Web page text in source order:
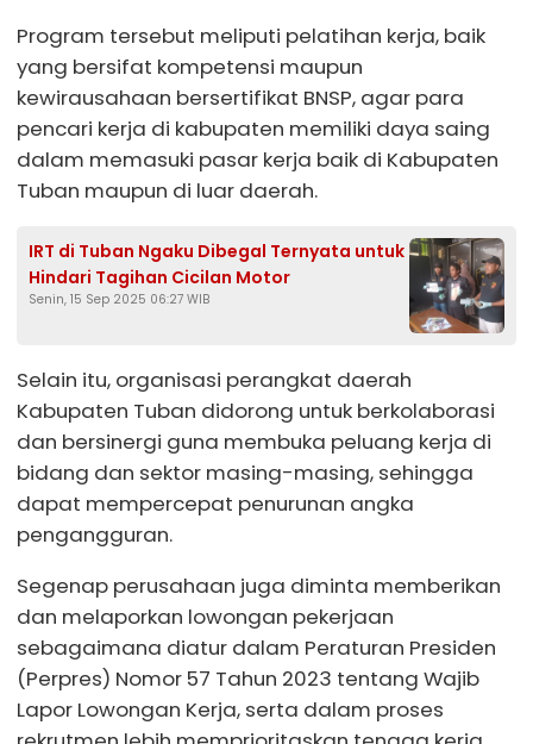
Program tersebut meliputi pelatihan kerja, baik
yang bersifat kompetensi maupun
kewirausahaan bersertifikat BNSP, agar para
pencari kerja di kabupaten memiliki daya saing
dalam memasuki pasar kerja baik di Kabupaten
Tuban maupun di luar daerah.
IRT di Tuban Ngaku Dibegal Ternyata untuk
Hindari Tagihan Cicilan Motor
Senin, 15 Sep 2025 06:27 WIB
Selain itu, organisasi perangkat daerah
Kabupaten Tuban didorong untuk berkolaborasi
dan bersinergi guna membuka peluang kerja di
bidang dan sektor masing-masing, sehingga
dapat mempercepat penurunan angka
pengangguran.
Segenap perusahaan juga diminta memberikan
dan melaporkan lowongan pekerjaan
sebagaimana diatur dalam Peraturan Presiden
(Perpres) Nomor 57 Tahun 2023 tentang Wajib
Lapor Lowongan Kerja, serta dalam proses